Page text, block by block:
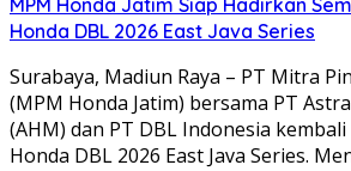
Honda DBL 2026 East Java Series
Surabaya, Madiun Raya – PT Mitra
(MPM Honda Jatim) bersama PT
(AHM) dan PT DBL Indonesia
Honda DBL 2026 East Java Series.